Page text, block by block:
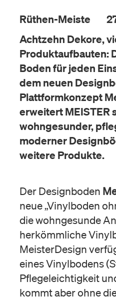
Rüthen-Meiste
Achtzehn Dekore,
Produktaufbauten:
Boden für jeden
dem neuen
Plattformkonzept
erweitert MEISTER
wohngesunder,
moderner
weitere Produkte.
Der Designboden
neue „Vinylboden
die wohngesunde
herkömmliche
MeisterDesign
eines Vinylbodens
Pflegeleichtigkeit
kommt aber ohne